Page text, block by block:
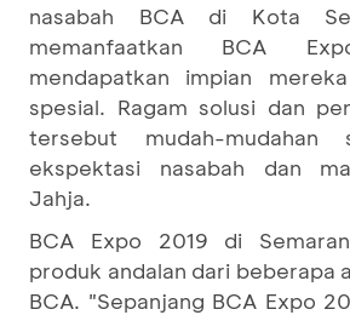
nasabah BCA di Kota
memanfaatkan BCA
mendapatkan impian
spesial. Ragam solusi dan
tersebut mudah-mudahan
ekspektasi nasabah dan
Jahja.
BCA Expo 2019 di
produk andalan dari beberapa
BCA. "Sepanjang BCA Expo